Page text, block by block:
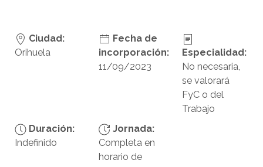
Ciudad:
Orihuela
Fecha de
incorporación:
11/09/2023
Especialidad:
No necesaria,
se valorará
FyC o del
Trabajo
Duración:
Indefinido
Jornada:
Completa en
horario de